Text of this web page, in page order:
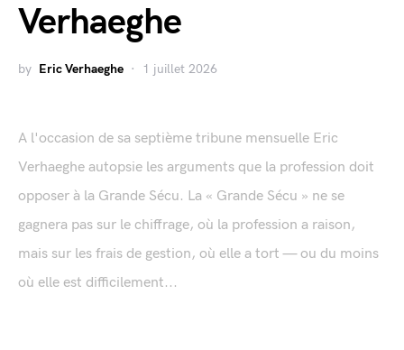
Verhaeghe
by Eric Verhaeghe 1 juillet 2026
A l'occasion de sa septième tribune mensuelle Eric
Verhaeghe autopsie les arguments que la profession doit
opposer à la Grande Sécu. La « Grande Sécu » ne se
gagnera pas sur le chiffrage, où la profession a raison,
mais sur les frais de gestion, où elle a tort — ou du moins
où elle est difficilement...